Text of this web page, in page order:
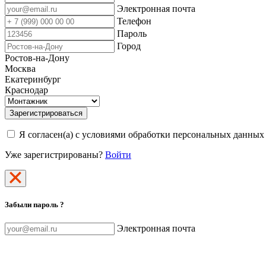
Электронная почта
Телефон
Пароль
Город
Ростов-на-Дону
Москва
Екатеринбург
Краснодар
Зарегистрироваться
Я согласен(а) с условиями обработки персональных данных
Уже зарегистрированы? Войти
Забыли пароль ?
Электронная почта